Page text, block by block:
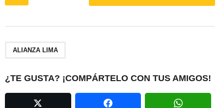
i
n
ALIANZA LIMA
¿TE GUSTA? ¡COMPÁRTELO CON TUS AMIGOS!